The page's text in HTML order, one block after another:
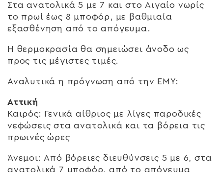
Στα ανατολικά 5 με 7 και στο Αιγαίο νωρίς
το πρωί έως 8 μποφόρ, με βαθμιαία
εξασθένηση από το απόγευμα.
Η θερμοκρασία θα σημειώσει άνοδο ως
προς τις μέγιστες τιμές.
Αναλυτικά η πρόγνωση από την ΕΜΥ:
Αττική
Καιρός: Γενικά αίθριος με λίγες παροδικές
νεφώσεις στα ανατολικά και τα βόρεια τις
πρωινές ώρες
Άνεμοι: Από βόρειες διευθύνσεις 5 με 6, στα
ανατολικά 7 μποφόρ, από το απόγευμα